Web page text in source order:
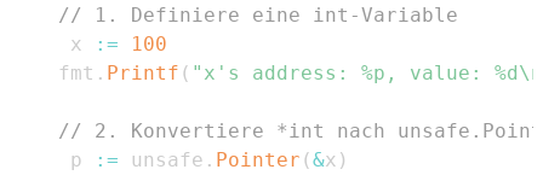
// 1. Definiere eine int-Variable
	 x
:=
100
	fmt
. Printf ( "x's address: %p, value:
// 2. Konvertiere *int nach
	 p
:= unsafe . Pointer (&x )